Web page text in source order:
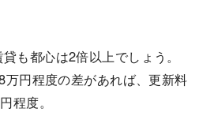
も都心は2倍以上でしょう。
円程度の差があれば、更新料
程度。